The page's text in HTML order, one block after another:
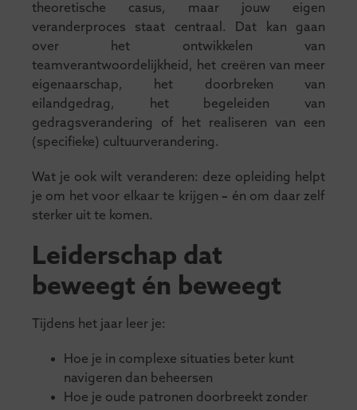
theoretische casus, maar jouw eigen
veranderproces staat centraal. Dat kan gaan
over het ontwikkelen van
teamverantwoordelijkheid, het creëren van meer
eigenaarschap, het doorbreken van
eilandgedrag, het begeleiden van
gedragsverandering of het realiseren van een
(specifieke) cultuurverandering.
Wat je ook wilt veranderen: deze opleiding helpt
je om het voor elkaar te krijgen – én om daar zelf
sterker uit te komen.
Leiderschap dat
beweegt én beweegt
Tijdens het jaar leer je:
Hoe je in complexe situaties beter kunt
navigeren dan beheersen
Hoe je oude patronen doorbreekt zonder